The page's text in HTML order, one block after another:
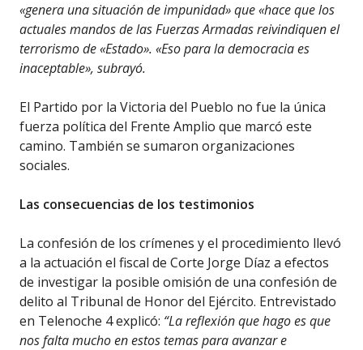
«genera una situación de impunidad» que «hace que los
actuales mandos de las Fuerzas Armadas reivindiquen el
terrorismo de «Estado». «Eso para la democracia es
inaceptable», subrayó.
El Partido por la Victoria del Pueblo no fue la única
fuerza política del Frente Amplio que marcó este
camino. También se sumaron organizaciones
sociales.
Las consecuencias de los testimonios
La confesión de los crímenes y el procedimiento llevó
a la actuación el fiscal de Corte Jorge Díaz a efectos
de investigar la posible omisión de una confesión de
delito al Tribunal de Honor del Ejército. Entrevistado
en Telenoche 4 explicó: “La reflexión que hago es que
nos falta mucho en estos temas para avanzar e